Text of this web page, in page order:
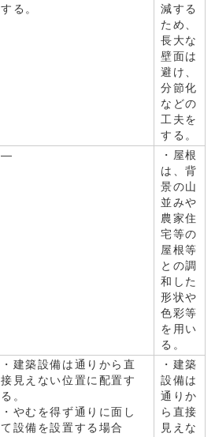
する。
減する
ため、
長大な
壁面は
避け、
分節化
などの
工夫を
する。
―
・屋根
は、背
景の山
並みや
農家住
宅等の
屋根等
との調
和した
形状や
色彩等
を用い
る。
・建築設備は通りから直
接見えない位置に配置す
る。
・やむを得ず通りに面し
て設備を設置する場合
・建築
設備は
通りか
ら直接
見えな